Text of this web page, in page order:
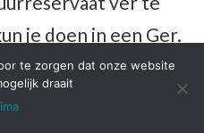
je doen in een Ger.
deze
op het zuiden gericht
te zorgen dat onze website
draait